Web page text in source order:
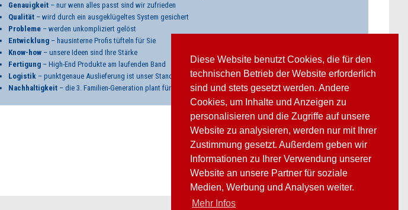
Diese Website benutzt Cookies, die für den
technischen Betrieb der Website erforderlich
sind und stets gesetzt werden. Andere
Cookies, um Inhalte und Anzeigen zu
personalisieren und die Zugriffe auf unsere
Website zu analysieren, werden nur mit Ihrer
Zustimmung gesetzt. Außerdem geben wir
Informationen zu Ihrer Verwendung unserer
Website an unsere Partner für soziale
Medien, Werbung und Analysen weiter.
Mehr Infos
Genauigkeit – nur wenn alles passt sind wir zufrieden
Qualität – wird durch ein ausgeklügeltes System gesichert
Probleme – werden unkompliziert gelöst
Entwicklung – hausinterne Profis tüfteln für Sie
Know-how – unsere Ideen sind Ihre Stärke
Fertigung – High-End Produkte am laufenden Band
Logistik – punktgenaue Auslieferung ist unser Standard
Nachhaltigkeit – die 3. Familien-Generation plant für die Zukunft